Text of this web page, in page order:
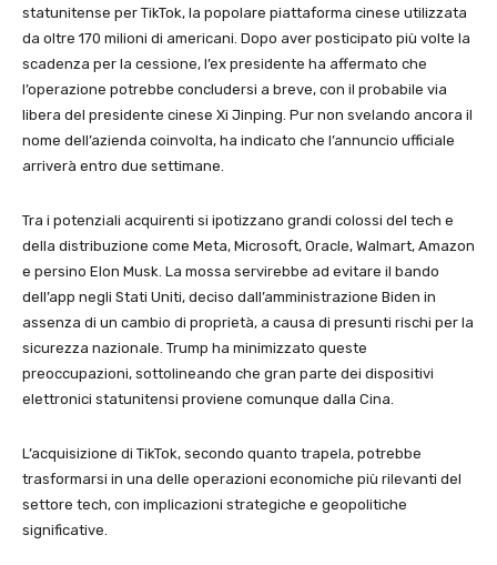
statunitense per TikTok, la popolare piattaforma cinese utilizzata
da oltre 170 milioni di americani. Dopo aver posticipato più volte la
scadenza per la cessione, l’ex presidente ha affermato che
l’operazione potrebbe concludersi a breve, con il probabile via
libera del presidente cinese Xi Jinping. Pur non svelando ancora il
nome dell’azienda coinvolta, ha indicato che l’annuncio ufficiale
arriverà entro due settimane.
Tra i potenziali acquirenti si ipotizzano grandi colossi del tech e
della distribuzione come Meta, Microsoft, Oracle, Walmart, Amazon
e persino Elon Musk. La mossa servirebbe ad evitare il bando
dell’app negli Stati Uniti, deciso dall’amministrazione Biden in
assenza di un cambio di proprietà, a causa di presunti rischi per la
sicurezza nazionale. Trump ha minimizzato queste
preoccupazioni, sottolineando che gran parte dei dispositivi
elettronici statunitensi proviene comunque dalla Cina.
L’acquisizione di TikTok, secondo quanto trapela, potrebbe
trasformarsi in una delle operazioni economiche più rilevanti del
settore tech, con implicazioni strategiche e geopolitiche
significative.